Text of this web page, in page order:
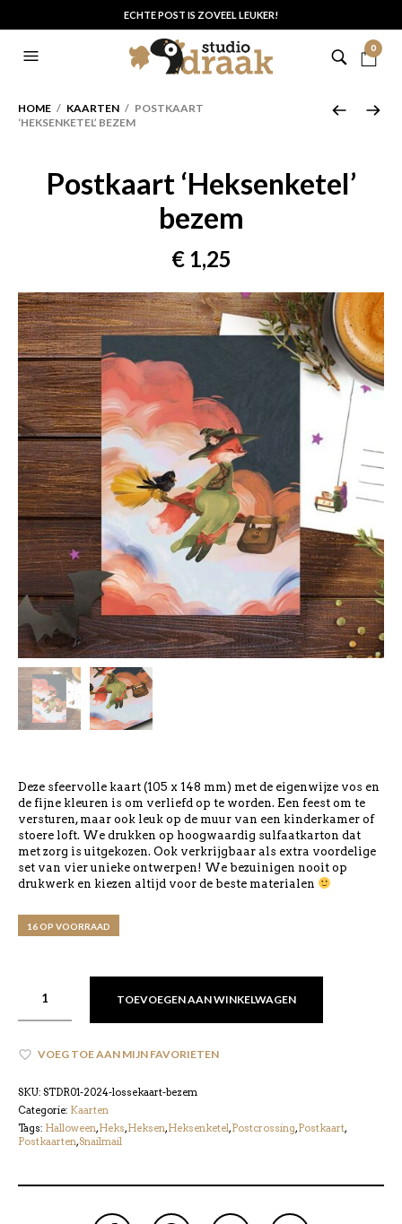
ECHTE POST IS ZOVEEL LEUKER!
0
HOME / KAARTEN / POSTKAART
‘HEKSENKETEL’ BEZEM
Postkaart ‘Heksenketel’
bezem
€1,25
Deze sfeervolle kaart (105 x 148 mm) met de eigenwijze vos en
de fijne kleuren is om verliefd op te worden. Een feest om te
versturen, maar ook leuk op de muur van een kinderkamer of
stoere loft. We drukken op hoogwaardig sulfaatkarton dat
met zorg is uitgekozen. Ook verkrijgbaar als extra voordelige
set van vier unieke ontwerpen! We bezuinigen nooit op
drukwerk en kiezen altijd voor de beste materialen
16 OP VOORRAAD
TOEVOEGEN AAN WINKELWAGEN
VOEG TOE AAN MIJN FAVORIETEN
SKU: STDR01-2024-lossekaart-bezem
Categorie: Kaarten
Tags: Halloween,Heks,Heksen,Heksenketel,Postcrossing,Postkaart,
Postkaarten,Snailmail